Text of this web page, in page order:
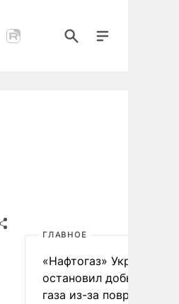
ГЛАВНОЕ
«Нафтогаз» Украины
остановил добычу
газа из-за повреждения